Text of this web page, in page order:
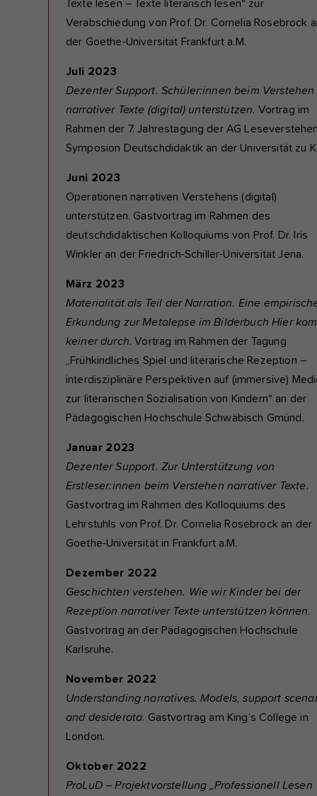
Texte lesen – Texte literarisch lesen“ zur
Verabschiedung von Prof. Dr. Cornelia Rosebrock
der Goethe-Universität Frankfurt a.M.
Juli 2023
Dezenter Support. Schüler:innen beim Verstehen
narrativer Texte (digital) unterstützen. Vortrag im
Rahmen der 7. Jahrestagung der AG
Symposion Deutschdidaktik an der Universität zu
Juni 2023
Operationen narrativen Verstehens (digital)
unterstützen. Gastvortrag im Rahmen des
deutschdidaktischen Kolloquiums von Prof. Dr. Iris
Winkler an der Friedrich-Schiller-Universität Jena.
März 2023
Materialität als Teil der Narration. Eine
Erkundung zur Metalepse im Bilderbuch Hier
keiner durch. Vortrag im Rahmen der Tagung
„Frühkindliches Spiel und literarische Rezeption –
interdisziplinäre Perspektiven auf (immersive)
zur literarischen Sozialisation von Kindern“ an der
Pädagogischen Hochschule Schwäbisch Gmünd.
Januar 2023
Dezenter Support. Zur Unterstützung von
Erstleser:innen beim Verstehen narrativer Texte.
Gastvortrag im Rahmen des Kolloquiums des
Lehrstuhls von Prof. Dr. Cornelia Rosebrock an der
Goethe-Universität in Frankfurt a.M.
Dezember 2022
Geschichten verstehen. Wie wir Kinder bei der
Rezeption narrativer Texte unterstützen können.
Gastvortrag an der Pädagogischen Hochschule
Karlsruhe.
November 2022
Understanding narratives. Models, support
and desiderata. Gastvortrag am King’s College in
London.
Oktober 2022
ProLuD – Projektvorstellung „Professionell Lesen